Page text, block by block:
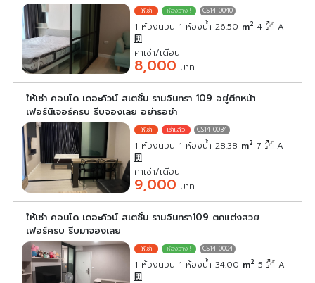
CS14-0040
1 ห้องนอน 1 ห้องน้ำ 26.50 m2 4 A
ค่าเช่า/เดือน
8,000 บาท
ให้เช่า คอนโด เดอะคิวบ์ สเตชั่น รามอินทรา 109 อยู่ตึกหน้า
เฟอร์นิเจอร์ครบ รีบจองเลย อย่ารอช้า
CS14-0034
1 ห้องนอน 1 ห้องน้ำ 28.38 m2 7 A
ค่าเช่า/เดือน
9,000 บาท
ให้เช่า คอนโด เดอะคิวบ์ สเตชั่น รามอินทรา109 ตกแต่งสวย
เฟอร์ครบ รีบมาจองเลย
CS14-0004
1 ห้องนอน 1 ห้องน้ำ 34.00 m2 5 A